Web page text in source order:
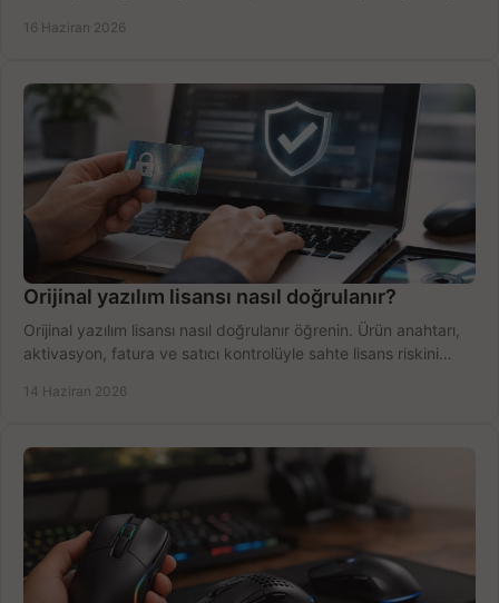
16 Haziran 2026
Orijinal yazılım lisansı nasıl doğrulanır?
Orijinal yazılım lisansı nasıl doğrulanır öğrenin. Ürün anahtarı,
aktivasyon, fatura ve satıcı kontrolüyle sahte lisans riskini
14 Haziran 2026